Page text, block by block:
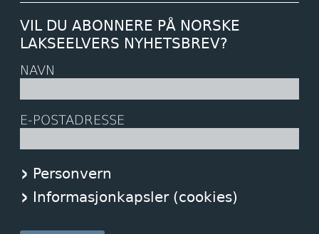
VIL DU ABONNERE PÅ NORSKE
LAKSEELVERS NYHETSBREV?
NAVN
E-POSTADRESSE
Personvern
Informasjonkapsler (cookies)